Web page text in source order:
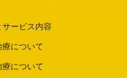
サービス内容
療について
療について